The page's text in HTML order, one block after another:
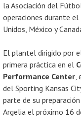
la Asociación del
operaciones durante
Unidos, México y
El plantel dirigido por
primera práctica en el
Performance Center,
del Sporting Kansas
parte de su
Argelia el próximo 16